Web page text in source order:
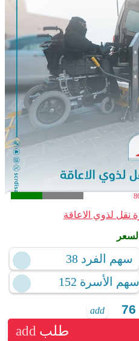
نقل لذوي الاعاقة
سهم الفرد 38
سهم الأسرة 152
add
طلب